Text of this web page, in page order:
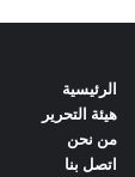
الرئيسية
هيئة التحرير
من نحن
اتصل بنا